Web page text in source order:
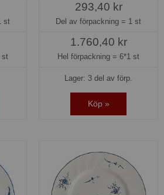
st
st
293,40 kr
Del av förpackning = 1 st
1.760,40 kr
Hel förpackning = 6*1 st
Lager: 3 del av förp.
Köp »